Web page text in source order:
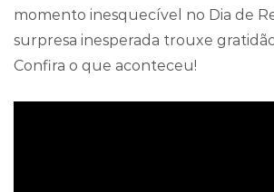
momento inesquecível no Dia de
surpresa inesperada trouxe
Confira o que aconteceu!